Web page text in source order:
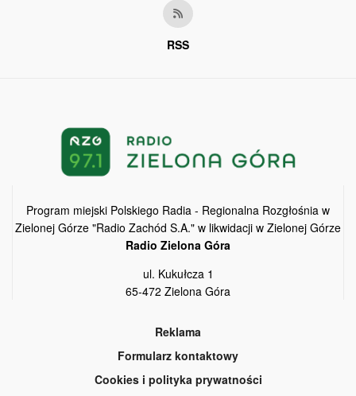
RSS
Program miejski Polskiego Radia - Regionalna Rozgłośnia w
Zielonej Górze "Radio Zachód S.A." w likwidacji w Zielonej Górze
Radio Zielona Góra
ul. Kukułcza 1
65-472 Zielona Góra
Reklama
Formularz kontaktowy
Cookies i polityka prywatności